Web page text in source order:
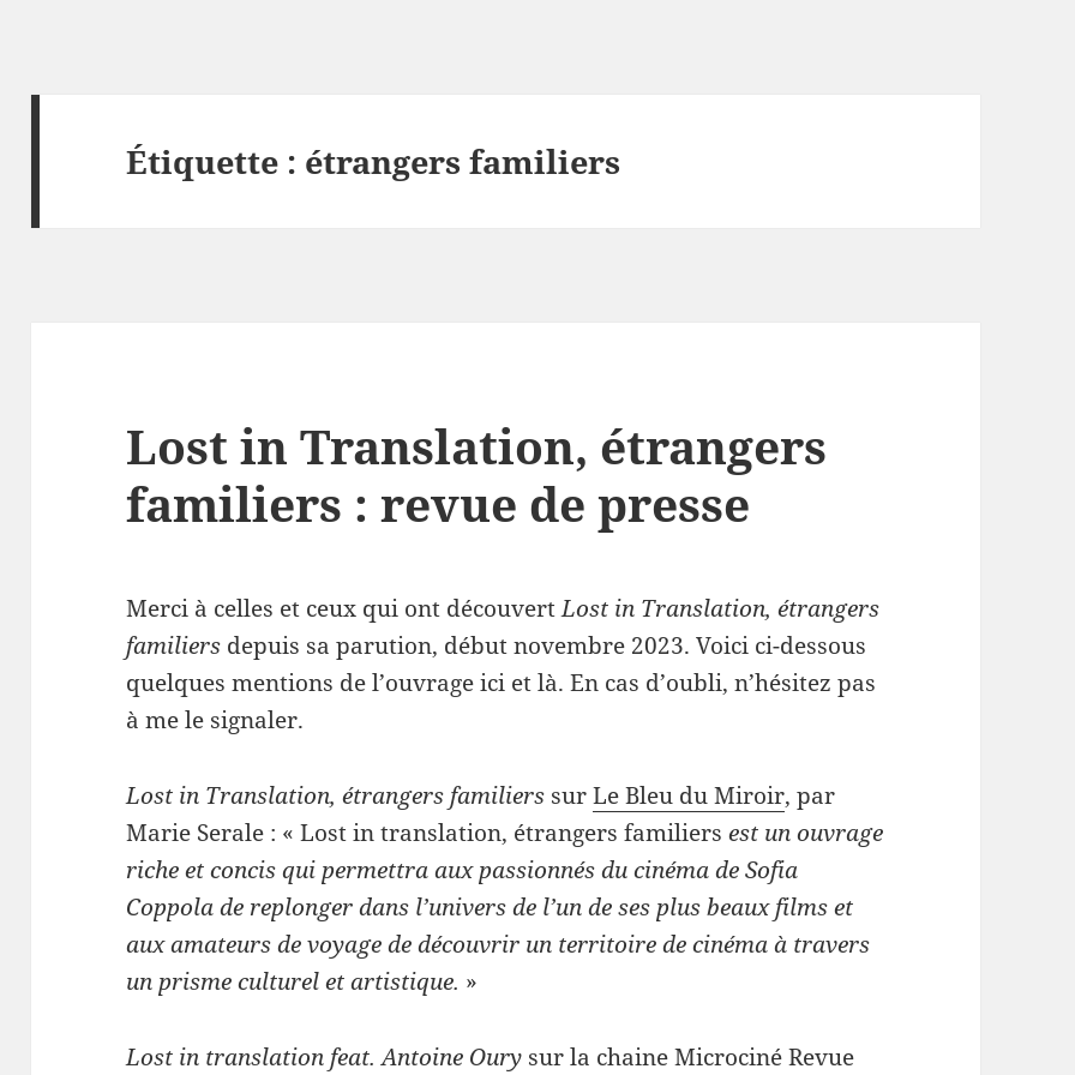
Étiquette : étrangers familiers
Lost in Translation, étrangers
familiers : revue de presse
Merci à celles et ceux qui ont découvertLost in Translation, étrangers
familiers depuis sa parution, début novembre 2023. Voici ci-dessous
quelques mentions de l’ouvrage ici et là. En cas d’oubli, n’hésitez pas
à me le signaler.
Lost in Translation, étrangers familiers surLe Bleu du Miroir, par
Marie Serale : « Lost in translation, étrangers familiers est un ouvrage
riche et concis qui permettra aux passionnés du cinéma de Sofia
Coppola de replonger dans l’univers de l’un de ses plus beaux films et
aux amateurs de voyage de découvrir un territoire de cinéma à travers
un prisme culturel et artistique. »
Lost in translation feat. Antoine Oury sur la chaine Microciné Revue